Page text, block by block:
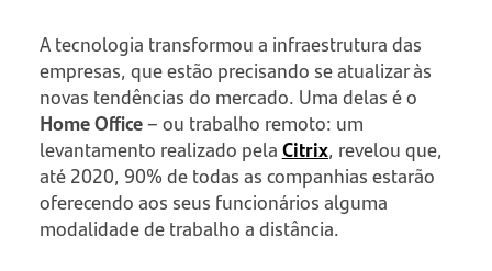
A tecnologia transformou a infraestrutura das
empresas, que estão precisando se atualizar às
novas tendências do mercado. Uma delas é o
Home Office– ou trabalho remoto: um
levantamento realizado pelaCitrix, revelou que,
até 2020, 90% de todas as companhias estarão
oferecendo aos seus funcionários alguma
modalidade de trabalho a distância.